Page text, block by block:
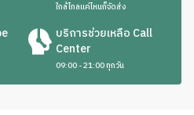
ใกล้ไกลแค่ไหนก็จัดส่ง
บริการช่วยเหลือ Call
Center
09:00 - 21:00 ทุกวัน